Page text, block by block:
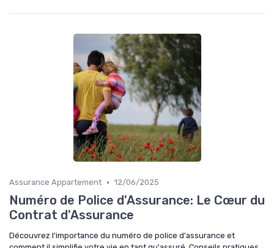
Assurance Appartement • 12/06/2025
Numéro de Police d'Assurance: Le Cœur du
Contrat d'Assurance
Découvrez l'importance du numéro de police d'assurance et